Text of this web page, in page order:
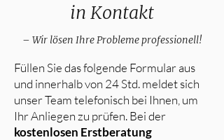
in Kontakt
– Wir lösen Ihre Probleme professionell!
Füllen Sie das folgende Formular aus
und innerhalb von 24 Std. meldet sich
unser Team telefonisch bei Ihnen, um
Ihr Anliegen zu prüfen. Bei der
kostenlosen Erstberatung